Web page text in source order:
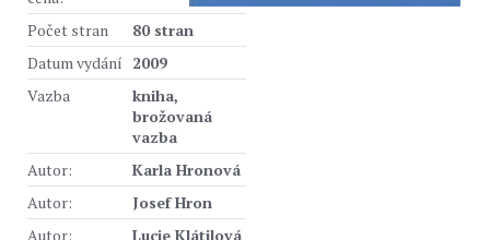
Počet stran
80 stran
Datum vydání 2009
Vazba
kniha,
brožovaná
vazba
Autor:
Karla Hronová
Autor:
Josef Hron
Autor:
Lucie Klátilová